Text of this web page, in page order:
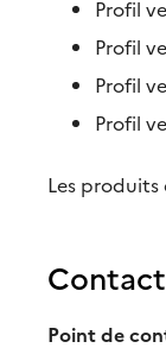
Profil
Profil
Profil
Profil
Les produits
Point de